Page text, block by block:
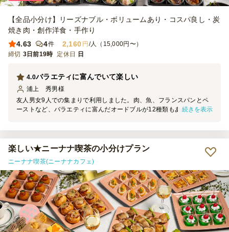
【全品小分け】リーズナブル・ボリュームあり・コスパ良し・炭
焼き肉・創作洋食・手作り
4.63
4件 2,160 円 /人（15,000円〜）
締切 3日前19時 定休日 日
バラエティに富んでいて楽しい
4.0
浦上 秀男様
友人男女9人での集まりで利用しました。肉、魚、フランスパンとペ
ーストなど、バラエティに富んだオードブルが12種類もあり、コスパ
いしいので、他のものでもよかったかなと思います。また利用したい
と思います。
続きを表示
楽しい★ニーナナ喫茶の小分けプラン
ニーナナ喫茶(ニーナナカフェ)